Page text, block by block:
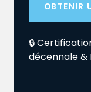
OBTENIR
🔒
décennale &